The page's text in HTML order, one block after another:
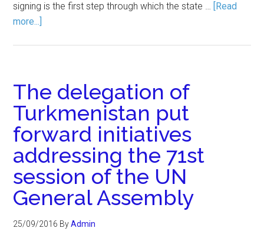
signing is the first step through which the state … [Read
more...]
The delegation of
Turkmenistan put
forward initiatives
addressing the 71st
session of the UN
General Assembly
25/09/2016 ByAdmin